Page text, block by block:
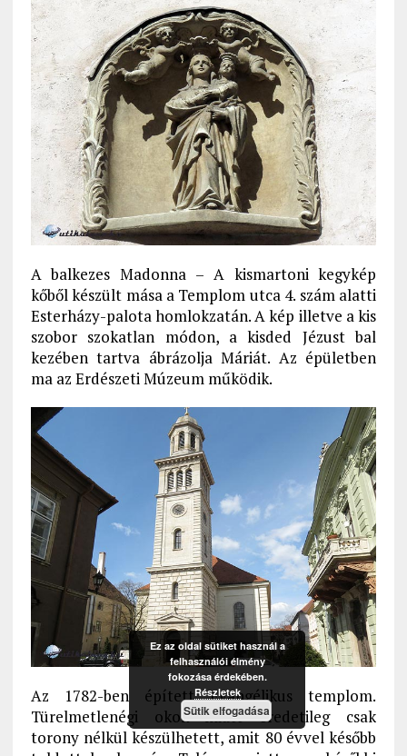
A balkezes Madonna – A kismartoni kegykép
kőből készült mása a Templom utca 4. szám alatti
Esterházy-palota homlokzatán. A kép illetve a kis
szobor szokatlan módon, a kisded Jézust bal
kezében tartva ábrázolja Máriát. Az épületben
ma az Erdészeti Múzeum működik.
Az 1782-ben épített Evangélikus templom.
Türelmetlenégi okok miatt eredetileg csak
torony nélkül készülhetett, amit 80 évvel később
Ez az oldal sütiket használ a
felhasználói élmény
fokozása érdekében.
Részletek
Sütik elfogadása